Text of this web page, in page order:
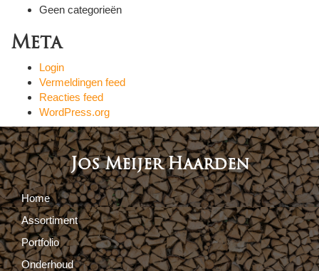
Geen categorieën
Meta
Login
Vermeldingen feed
Reacties feed
WordPress.org
Jos Meijer Haarden
Home
Assortiment
Portfolio
Onderhoud